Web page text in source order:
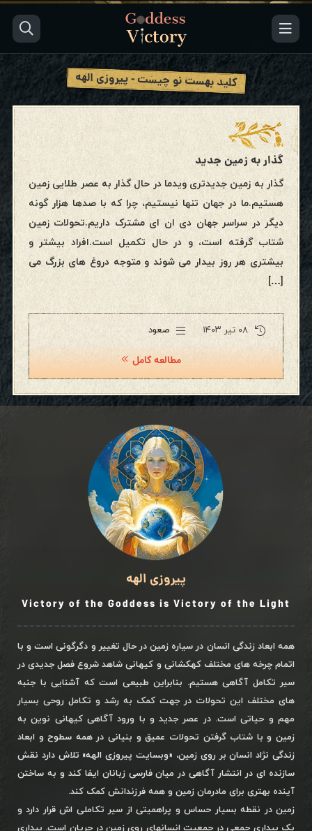
کلید بهست نو چیست - پیروزی الهه
گذار به زمین جدید
گذار به زمین جدیدتری ویدما در حال گذار به عصر طلایی زمین
هستیم.ما در جهان تنها نیستیم، چرا که با صدها هزار گونه
دیگر در سراسر جهان دی ان ای مشترک داریم.تحولات زمین
شتاب گرفته است، و در حال تکمیل است.افراد بیشتر و
بیشتری هر روز بیدار می شوند و متوجه دروغ های بزرگ می
[…]
۰۸ تیر ۱۴۰۳ صعود
مطالعه کامل
پیروزی الهه
Victory of the Goddess is Victory of the Light
همه ابعاد زندگی انسان در سیاره زمین در حال تغییر و دگرگونی است و با
اتمام چرخه های مختلف کهکشانی و کیهانی شاهد شروع فصل جدیدی در
سیر تکامل آگاهی هستیم. بنابراین طبیعی است که آشنایی با جنبه
های مختلف این تحولات در جهت کمک به رشد و تکامل روحی بسیار
مهم و حیاتی است. در عصر جدید و با ورود آگاهی کیهانی نوین به
زمین و با شتاب گرفتن تحولات عمیق و بنیانی در همه سطوح و ابعاد
زندگی نژاد انسان بر روی زمین، «وبسایت پیروزی الهه» تلاش دارد نقش
سازنده ای در انتشار آگاهی در میان فارسی زبانان ایفا کند و به ساختن
آینده بهتری برای مادرمان زمین و همه فرزندانش کمک کند.
زمین در نقطه بسیار حساس و پراهمیتی از سیر تکاملی اش قرار دارد و
یک بیداری جمعی در جمعیت انسانهای روی زمین در جریان است. بیداری